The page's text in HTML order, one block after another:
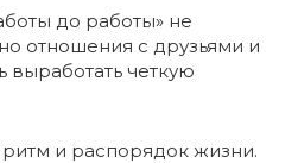
до работы» не
отношения с друзьями и
выработать четкую
и распорядок жизни.